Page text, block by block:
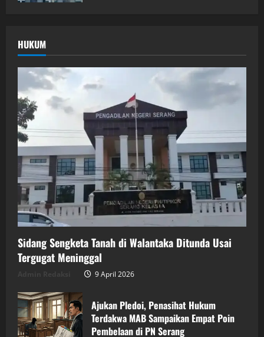
HUKUM
Sidang Sengketa Tanah di Walantaka Ditunda Usai
Tergugat Meninggal
9 April 2026
Ajukan Pledoi, Penasihat Hukum
Terdakwa MAB Sampaikan Empat Poin
Pembelaan di PN Serang